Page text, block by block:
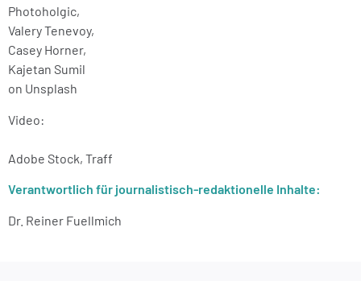
Photoholgic,
Valery Tenevoy,
Casey Horner,
Kajetan Sumil
on Unsplash
Video:
Adobe Stock, Traff
Verantwortlich für journalistisch-redaktionelle Inhalte:
Dr. Reiner Fuellmich